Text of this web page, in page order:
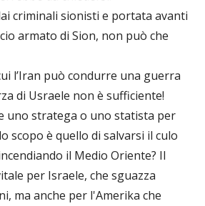
criminali sionisti e portata avanti
armato di Sion, non può che
l’Iran può condurre una guerra
di Usraele non è sufficiente!
uno stratega o uno statista per
scopo è quello di salvarsi il culo
il Medio Oriente? Il
per Israele, che sguazza
ma anche per l'Amerika che